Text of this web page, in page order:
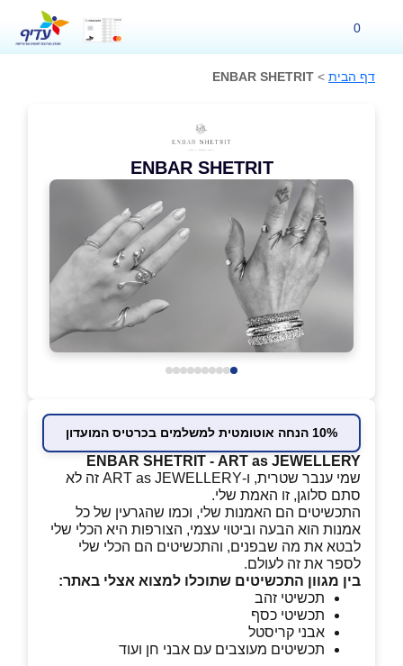
0
דף הבית >
ENBAR SHETRIT
ENBAR SHETRIT
10% הנחה אוטומטית למשלמים בכרטיס המועדון
ENBAR SHETRIT - ART as JEWELLERY
שמי ענבר שטרית, ו-ART as JEWELLERY זה לא
סתם סלוגן, זו האמת שלי.
התכשיטים הם האמנות שלי, וכמו שהגרעין של כל
אמנות הוא הבעה וביטוי עצמי, הצורפות היא הכלי שלי
לבטא את מה שבפנים, והתכשיטים הם הכלי שלי
לספר את זה לעולם.
בין מגוון התכשיטים שתוכלו למצוא אצלי באתר:
תכשיטי זהב
תכשיטי כסף
אבני קריסטל
תכשיטים מעוצבים עם אבני חן ועוד